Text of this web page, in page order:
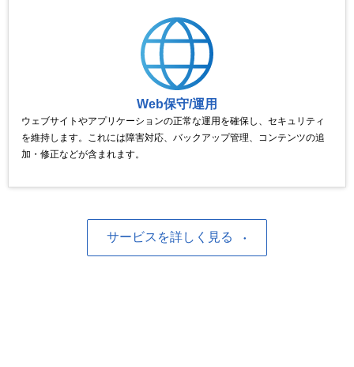
Web保守/運用
ウェブサイトやアプリケーションの正常な運用を確保し、セキュリティ
を維持します。これには障害対応、バックアップ管理、コンテンツの追
加・修正などが含まれます。
サービスを詳しく見る